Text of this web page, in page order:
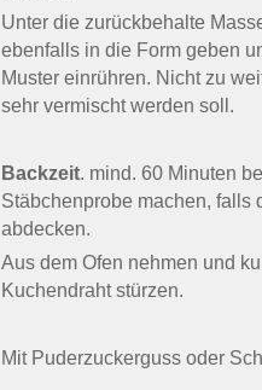
Unter die zurückbehalte
ebenfalls in die Form geben
Muster einrühren. Nicht zu
sehr vermischt werden soll.
Backzeit. mind. 60 Minuten
Stäbchenprobe machen, falls
abdecken.
Aus dem Ofen nehmen und
Kuchendraht stürzen.
Mit Puderzuckerguss oder